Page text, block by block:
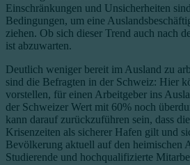
Einschränkungen und Unsicherheiten
Bedingungen, um eine
ziehen. Ob sich dieser Trend auch nach
ist abzuwarten.
Deutlich weniger bereit im Ausland zu
sind die Befragten in der Schweiz: Hier
vorstellen, für einen Arbeitgeber ins
der Schweizer Wert mit 60% noch
kann darauf zurückzuführen sein, dass
Krisenzeiten als sicherer Hafen gilt und
Bevölkerung aktuell auf den heimischen
Studierende und hochqualifizierte